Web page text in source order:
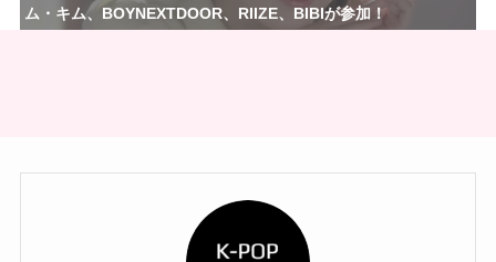
ム・キム、BOYNEXTDOOR、RIIZE、BIBIが参加！